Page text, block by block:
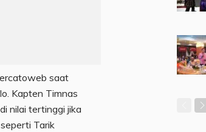
saat
Kapten Timnas
nilai tertinggi jika
Tarik